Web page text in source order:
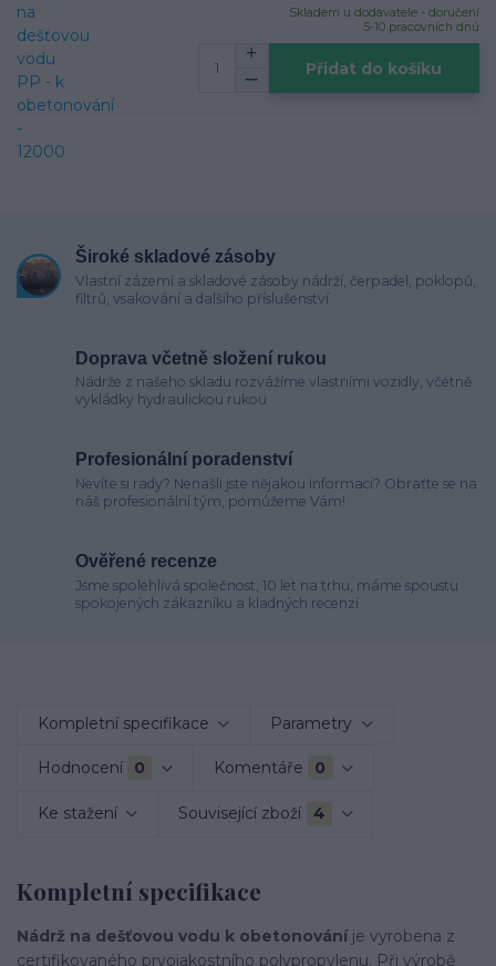
Skladem u dodavatele - doručení
5-10 pracovních dnů
Přidat do košíku
Široké skladové zásoby
Vlastní zázemí a skladové zásoby nádrží, čerpadel, poklopů,
filtrů, vsakování a dalšího příslušenství
Doprava včetně složení rukou
Nádrže z našeho skladu rozvážíme vlastními vozidly, včetně
vykládky hydraulickou rukou
Profesionální poradenství
Nevíte si rady? Nenašli jste nějakou informaci? Obraťte se na
náš profesionální tým, pomůžeme Vám!
Ověřené recenze
Jsme spolehlivá společnost, 10 let na trhu, máme spoustu
spokojených zákazníku a kladných recenzí
Kompletní specifikace Parametry
Hodnocení 0 Komentáře 0
Ke stažení Související zboží 4
Kompletní specifikace
Nádrž na dešťovou vodu k obetonováníje vyrobena z
certifikovaného prvojakostního polypropylenu. Při výrobě